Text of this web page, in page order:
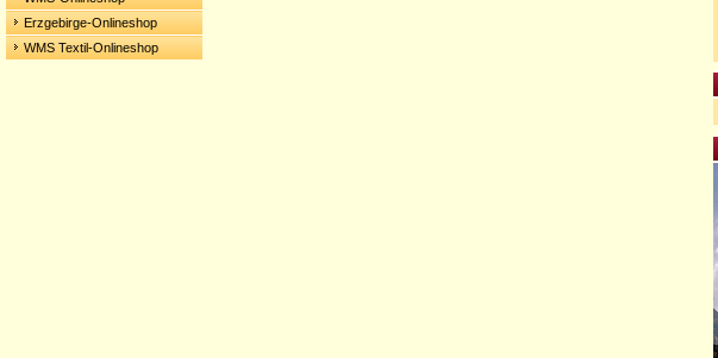
Erzgebirge-Onlineshop
WMS Textil-Onlineshop